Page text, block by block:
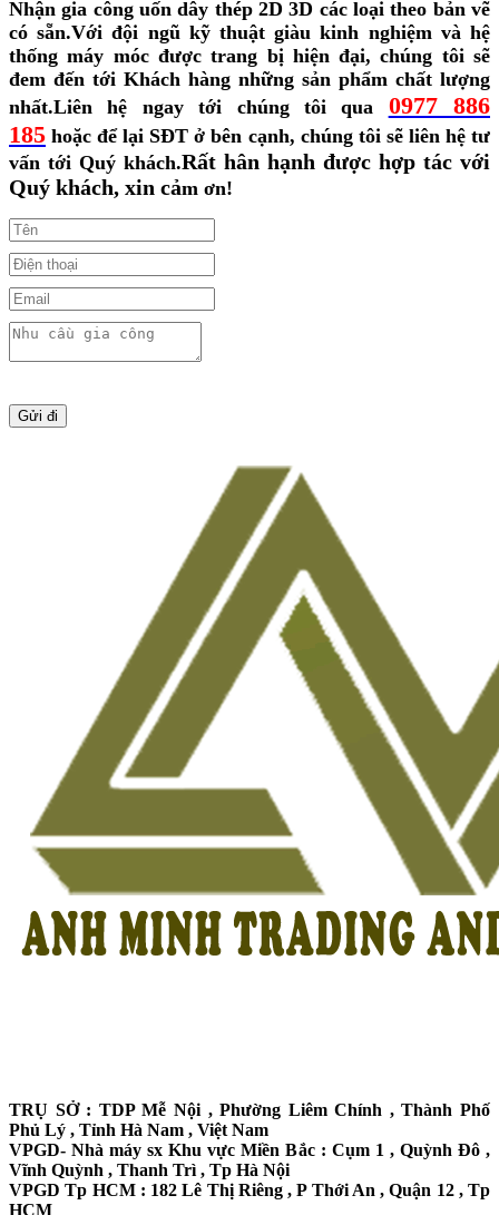
Nhận gia công uốn dây thép 2D 3D các loại theo bản vẽ
có sẵn.Với đội ngũ kỹ thuật giàu kinh nghiệm và hệ
thống máy móc được trang bị hiện đại, chúng tôi sẽ
đem đến tới Khách hàng những sản phẩm chất lượng
nhất.Liên hệ ngay tới chúng tôi qua 0977 886
185 hoặc để lại SĐT ở bên cạnh, chúng tôi sẽ liên hệ tư
vấn tới Quý khách.Rất hân hạnh được hợp tác với
Quý khách, xin cảm ơn!
Gửi đi
TRỤ SỞ : TDP Mễ Nội , Phường Liêm Chính , Thành Phố
Phủ Lý , Tỉnh Hà Nam , Việt Nam
VPGD- Nhà máy sx Khu vực Miền Bắc : Cụm 1 , Quỳnh Đô ,
Vĩnh Quỳnh , Thanh Trì , Tp Hà Nội
VPGD Tp HCM : 182 Lê Thị Riêng , P Thới An , Quận 12 , Tp
HCM